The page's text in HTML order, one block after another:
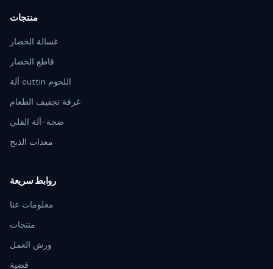
منتجات
غسالة الخضار
قاطع الخضار
آلة cuttin اللحوم
غرفة تجفيف الطعام
ضجة-آلة القلي
معدات الذبح
روابط سريعة
معلومات عنا
منتجات
ورش العمل
قضية